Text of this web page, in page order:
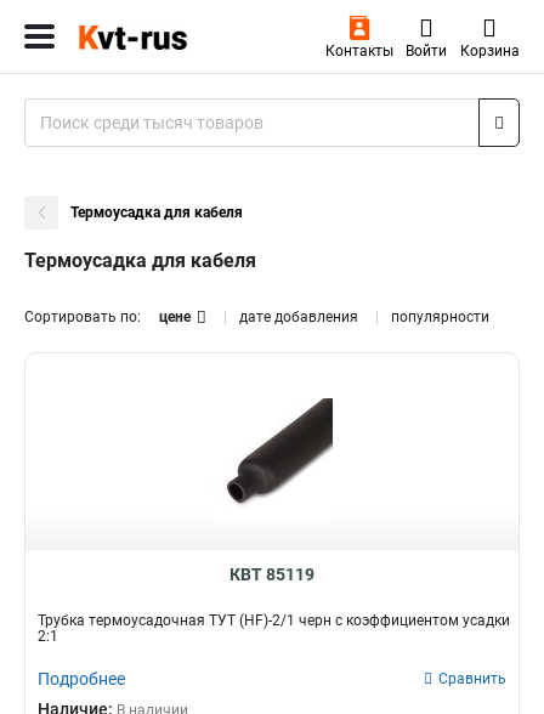
Контакты Войти Корзина
Термоусадка для кабеля
Термоусадка для кабеля
Сортировать по: цене дате добавления популярности
КВТ 85119
Трубка термоусадочная ТУТ (HF)-2/1 черн с коэффициентом усадки
2:1
Подробнее Сравнить
Наличие: В наличии